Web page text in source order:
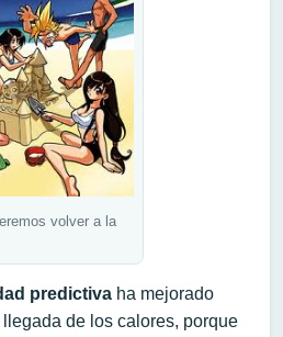
volver a la
predictiva ha mejorado
de los calores, porque